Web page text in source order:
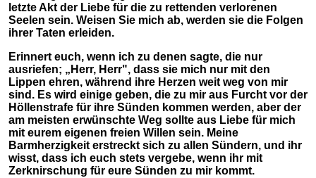
letzte Akt der Liebe für die zu rettenden verlorenen
Seelen sein. Weisen Sie mich ab, werden sie die Folgen
ihrer Taten erleiden.
Erinnert euch, wenn ich zu denen sagte, die nur
ausriefen; „Herr, Herr", dass sie mich nur mit den
Lippen ehren, während ihre Herzen weit weg von mir
sind. Es wird einige geben, die zu mir aus Furcht vor der
Höllenstrafe für ihre Sünden kommen werden, aber der
am meisten erwünschte Weg sollte aus Liebe für mich
mit eurem eigenen freien Willen sein. Meine
Barmherzigkeit erstreckt sich zu allen Sündern, und ihr
wisst, dass ich euch stets vergebe, wenn ihr mit
Zerknirschung für eure Sünden zu mir kommt.